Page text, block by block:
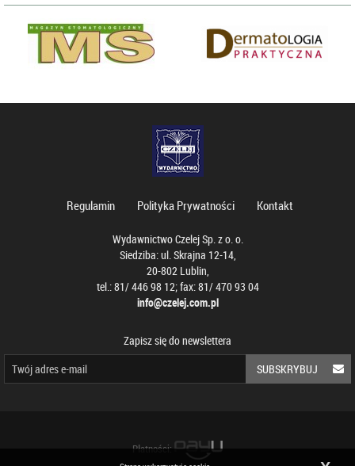
Regulamin Polityka Prywatności Kontakt
Wydawnictwo Czelej Sp. z o. o.
Siedziba: ul. Skrajna 12-14,
20-802 Lublin,
tel.: 81/ 446 98 12; fax: 81/ 470 93 04
info@czelej.com.pl
Zapisz się do newslettera
SUBSKRYBUJ
Płatności: